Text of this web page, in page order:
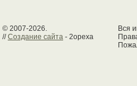
© 2007-2026.
//Создание сайта - 2opexa
Вся